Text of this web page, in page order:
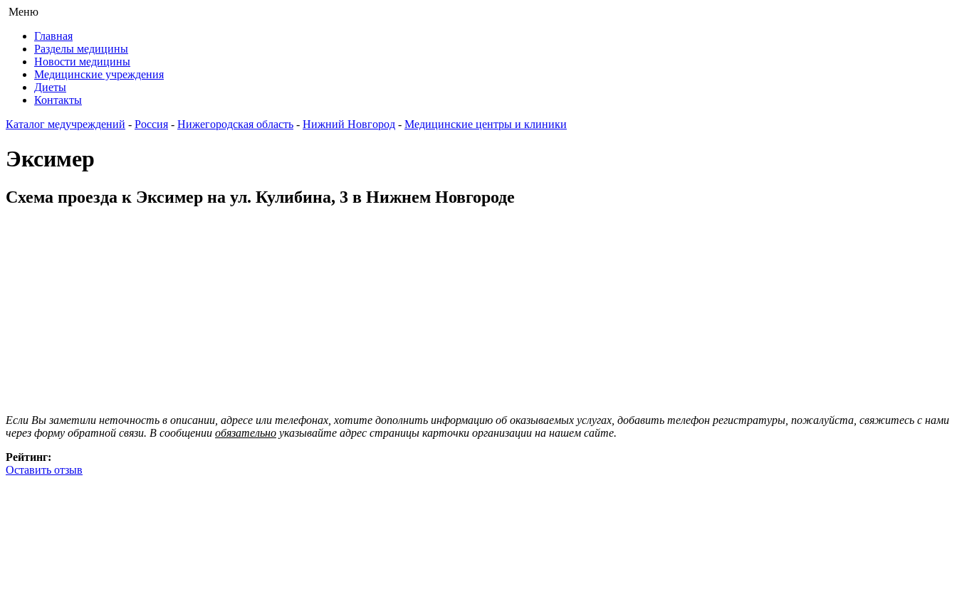
Меню
Главная
Разделы медицины
Новости медицины
Медицинские учреждения
Диеты
Контакты
Каталог медучреждений - Россия - Нижегородская область - Нижний Новгород - Медицинские центры и клиники
Эксимер
Схема проезда к Эксимер на ул. Кулибина, 3 в Нижнем Новгороде
Если Вы заметили неточность в описании, адресе или телефонах, хотите дополнить информацию об оказываемых услугах, добавить телефон регистратуры, пожалуйста, свяжитесь с нами
через форму обратной связи. В сообщении обязательно указывайте адрес страницы карточки организации на нашем сайте.
Рейтинг:
Оставить отзыв